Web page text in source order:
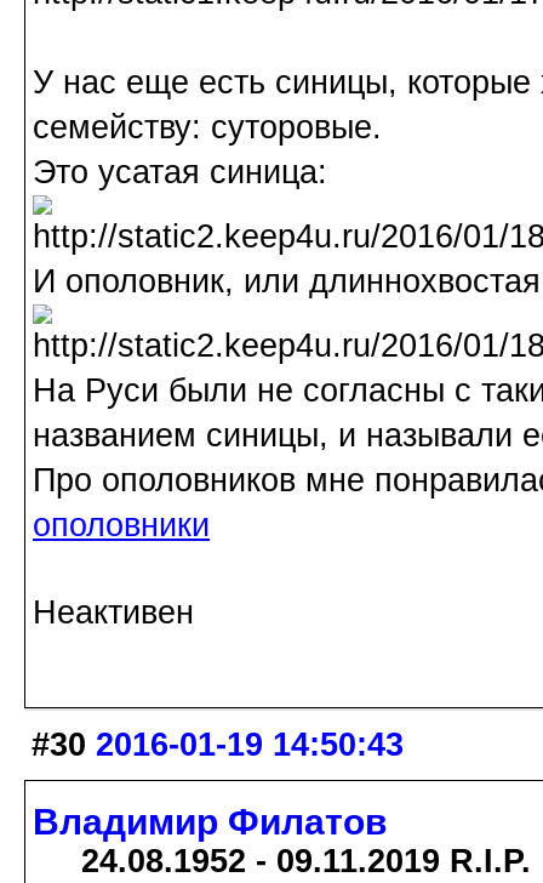
У нас еще есть синицы, которые
семейству: суторовые.
Это усатая синица:
И ополовник, или
На Руси были не согласны с
названием синицы, и называли
Про ополовников мне
ополовники
Неактивен
#30 2016-01-19 14:50:43
Владимир Филатов
24.08.1952 - 09.11.2019 R.I.P.